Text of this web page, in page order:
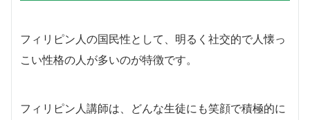
フィリピン人の国民性として、明るく社交的で人懐っ
こい性格の人が多いのが特徴です。
フィリピン人講師は、どんな生徒にも笑顔で積極的に